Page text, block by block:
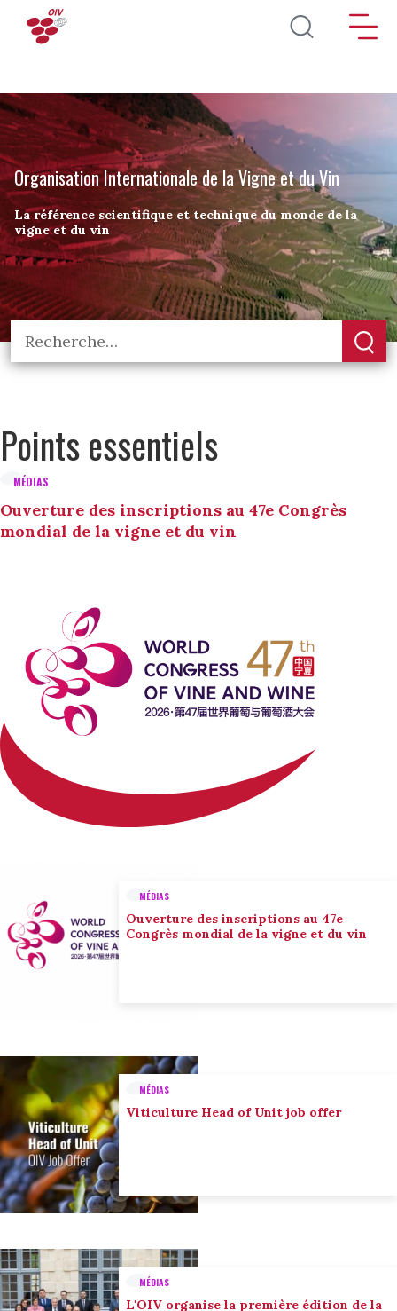
Aller au contenu principal
Organisation Internationale de la Vigne et du Vin
La référence scientifique et technique du monde de la
vigne et du vin
Points essentiels
MÉDIAS
Ouverture des inscriptions au 47e Congrès
mondial de la vigne et du vin
MÉDIAS
Ouverture des inscriptions au 47e
Congrès mondial de la vigne et du vin
MÉDIAS
Viticulture Head of Unit job offer
MÉDIAS
L'OIV organise la première édition de la